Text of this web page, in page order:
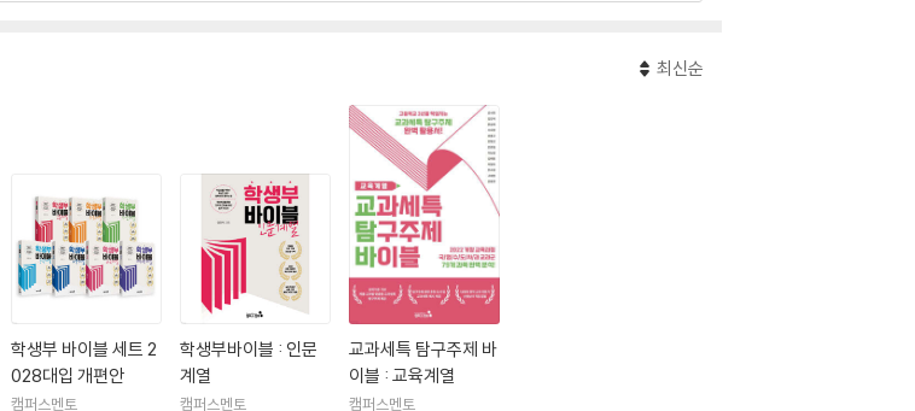
최신순
학생부 바이블 세트 2
028대입 개편안
캠퍼스멘토
학생부바이블 : 인문
계열
캠퍼스멘토
교과세특 탐구주제 바
이블 : 교육계열
캠퍼스멘토